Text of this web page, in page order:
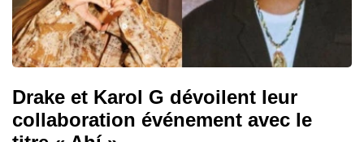
Drake et Karol G dévoilent leur
collaboration événement avec le